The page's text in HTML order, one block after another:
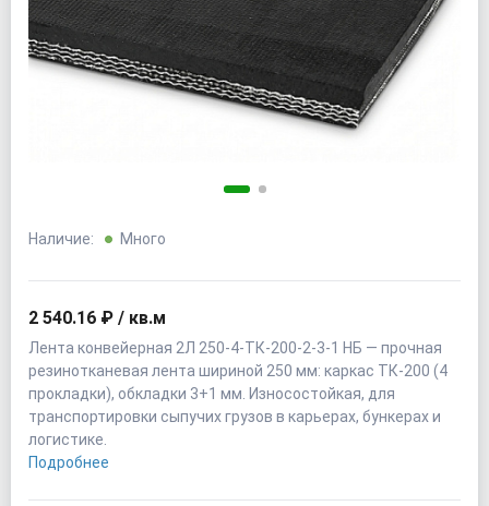
Наличие: Много
2 540.16 ₽ / кв.м
Лента конвейерная 2Л 250-4-ТК-200-2-3-1 НБ — прочная
резинотканевая лента шириной 250 мм: каркас ТК-200 (4
прокладки), обкладки 3+1 мм. Износостойкая, для
транспортировки сыпучих грузов в карьерах, бункерах и
логистике.
Подробнее